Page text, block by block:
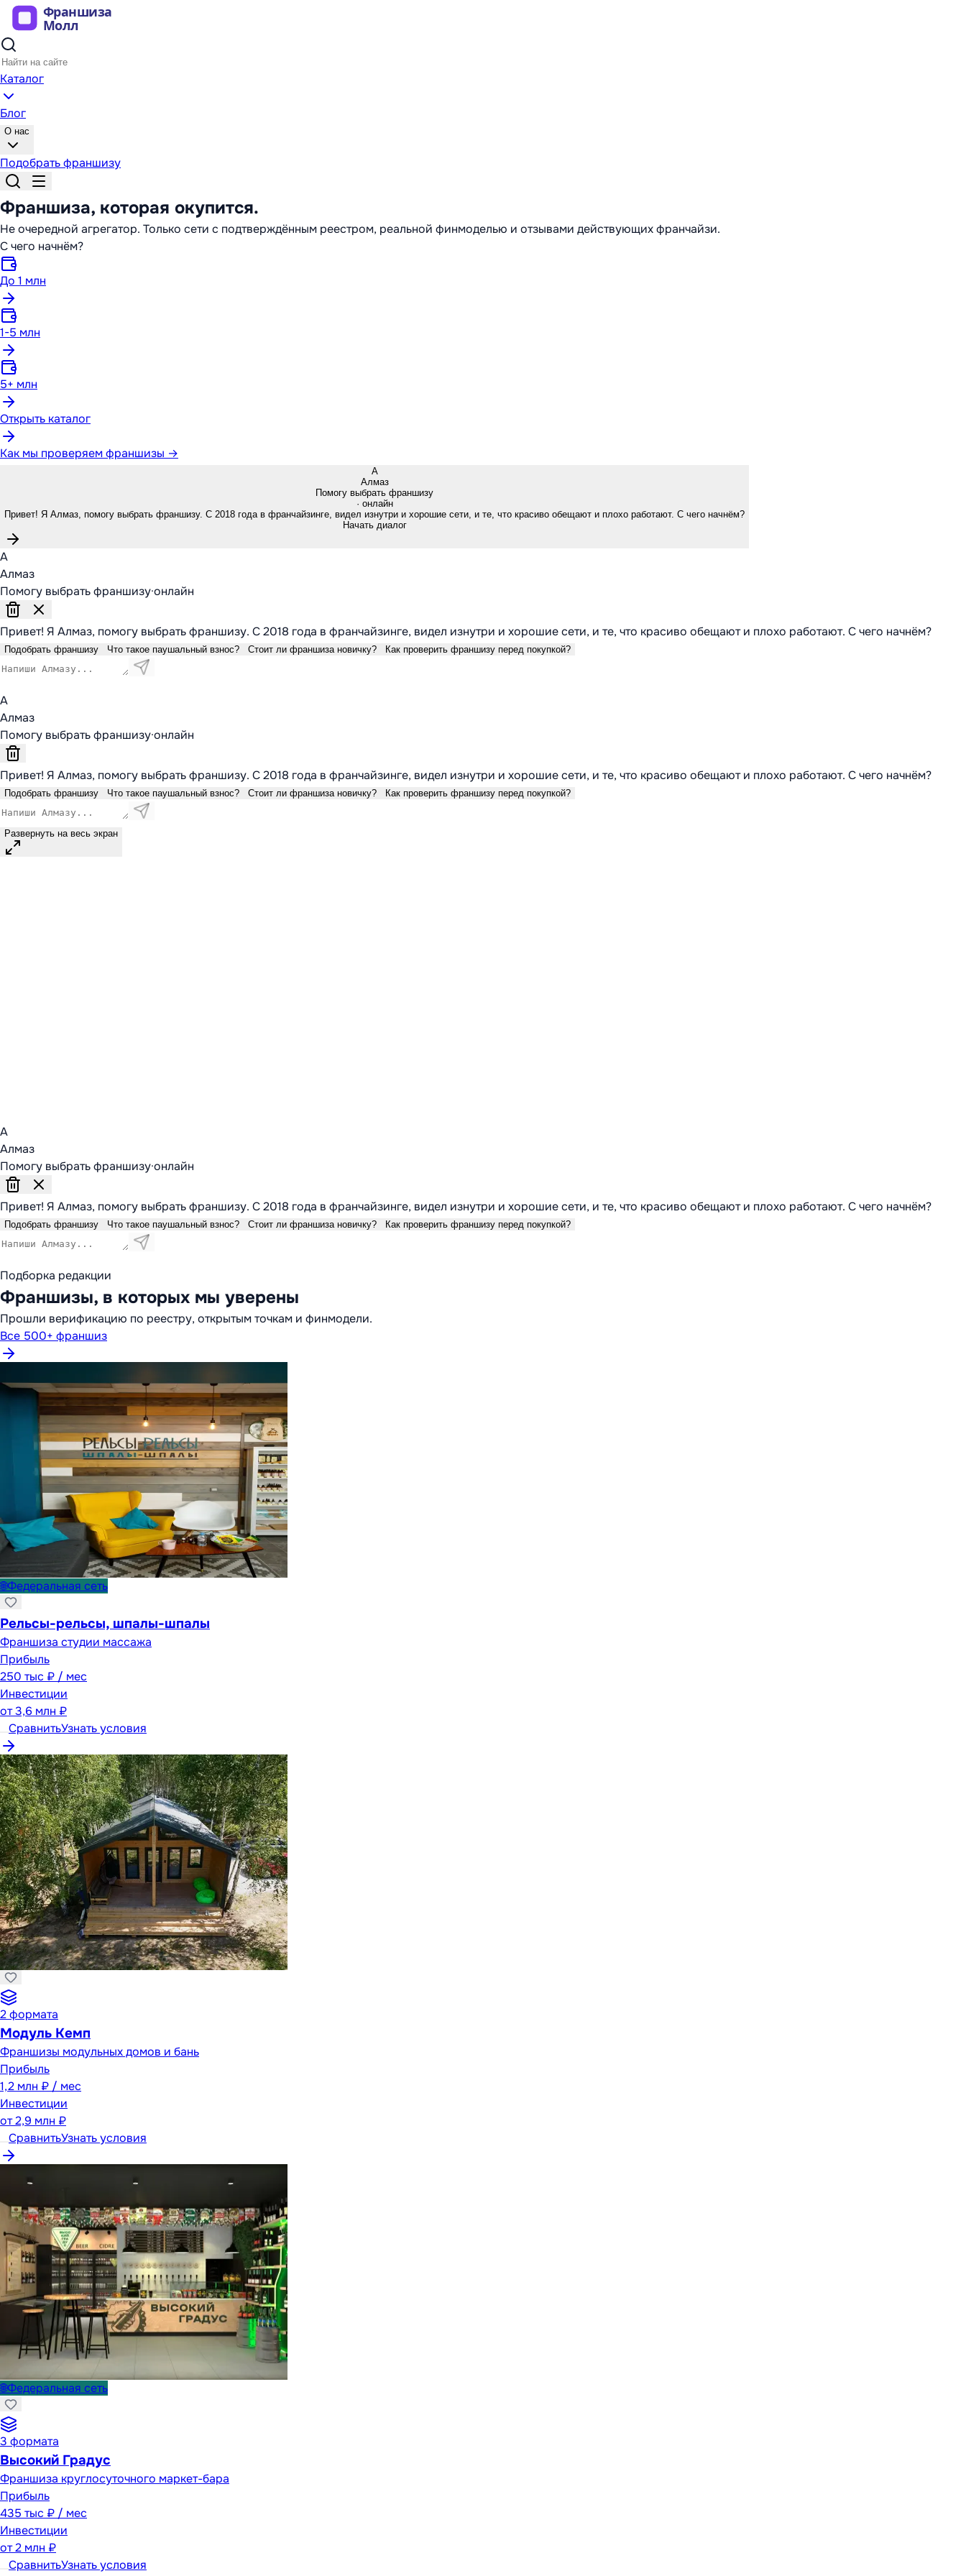
Каталог
Блог
О нас
Подобрать франшизу
Франшиза, которая окупится.
Не очередной агрегатор. Только сети с подтверждённым реестром, реальной финмоделью и отзывами действующих франчайзи.
С чего начнём?
До 1 млн
1-5 млн
5+ млн
Открыть каталог
Как мы проверяем франшизы →
А
Алмаз
Помогу выбрать франшизу
· онлайн
Привет! Я Алмаз, помогу выбрать франшизу. С 2018 года в франчайзинге, видел изнутри и хорошие сети, и те, что красиво обещают и плохо работают. С чего начнём?
Начать диалог
А
Алмаз
Помогу выбрать франшизу·онлайн
Привет! Я Алмаз, помогу выбрать франшизу. С 2018 года в франчайзинге, видел изнутри и хорошие сети, и те, что красиво обещают и плохо работают. С чего начнём?
Подобрать франшизу Что такое паушальный взнос? Стоит ли франшиза новичку? Как проверить франшизу перед покупкой?
А
Алмаз
Помогу выбрать франшизу·онлайн
Привет! Я Алмаз, помогу выбрать франшизу. С 2018 года в франчайзинге, видел изнутри и хорошие сети, и те, что красиво обещают и плохо работают. С чего начнём?
Подобрать франшизу Что такое паушальный взнос? Стоит ли франшиза новичку? Как проверить франшизу перед покупкой?
Развернуть на весь экран
А
Алмаз
Помогу выбрать франшизу·онлайн
Привет! Я Алмаз, помогу выбрать франшизу. С 2018 года в франчайзинге, видел изнутри и хорошие сети, и те, что красиво обещают и плохо работают. С чего начнём?
Подобрать франшизу Что такое паушальный взнос? Стоит ли франшиза новичку? Как проверить франшизу перед покупкой?
Подборка редакции
Франшизы, в которых мы уверены
Прошли верификацию по реестру, открытым точкам и финмодели.
Все 500+ франшиз
🌐Федеральная сеть
Рельсы-рельсы, шпалы-шпалы
Франшиза студии массажа
Прибыль
250 тыс ₽ / мес
Инвестиции
от3,6 млн ₽
СравнитьУзнать условия
2формата
Модуль Кемп
Франшизы модульных домов и бань
Прибыль
1,2 млн ₽ / мес
Инвестиции
от2,9 млн ₽
СравнитьУзнать условия
🌐Федеральная сеть
3 формата
Высокий Градус
Франшиза круглосуточного маркет-бара
Прибыль
435 тыс ₽ / мес
Инвестиции
от2 млн ₽
СравнитьУзнать условия